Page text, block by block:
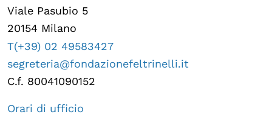
Viale Pasubio 5
20154 Milano
T(+39) 02 49583427
segreteria@fondazionefeltrinelli.it
C.f. 80041090152
Orari di ufficio